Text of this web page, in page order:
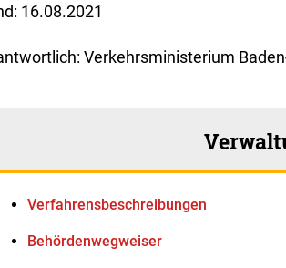
16.08.2021
Verkehrsministerium
Verfahrens­beschreibungen
Behördenwegweiser